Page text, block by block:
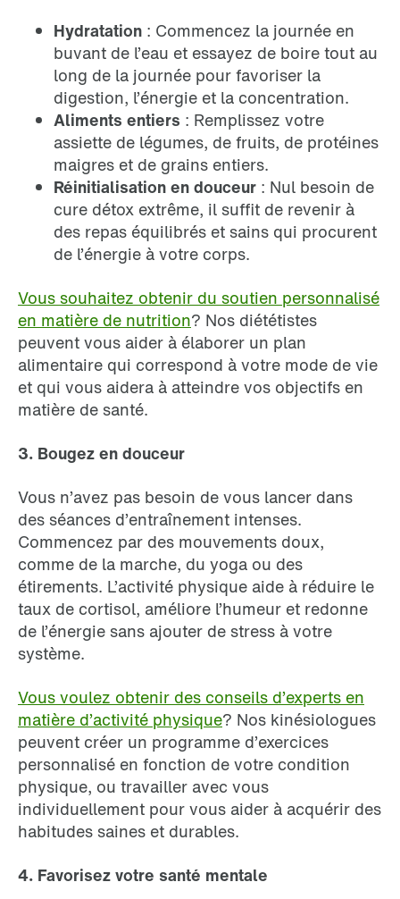
Hydratation : Commencez la journée en
buvant de l’eau et essayez de boire tout au
long de la journée pour favoriser la
digestion, l’énergie et la concentration.
Aliments entiers : Remplissez votre
assiette de légumes, de fruits, de protéines
maigres et de grains entiers.
Réinitialisation en douceur : Nul besoin de
cure détox extrême, il suffit de revenir à
des repas équilibrés et sains qui procurent
de l’énergie à votre corps.
Vous souhaitez obtenir du soutien personnalisé
en matière de nutrition? Nos diététistes
peuvent vous aider à élaborer un plan
alimentaire qui correspond à votre mode de vie
et qui vous aidera à atteindre vos objectifs en
matière de santé.
3. Bougez en douceur
Vous n’avez pas besoin de vous lancer dans
des séances d’entraînement intenses.
Commencez par des mouvements doux,
comme de la marche, du yoga ou des
étirements. L’activité physique aide à réduire le
taux de cortisol, améliore l’humeur et redonne
de l’énergie sans ajouter de stress à votre
système.
Vous voulez obtenir des conseils d’experts en
matière d’activité physique? Nos kinésiologues
peuvent créer un programme d’exercices
personnalisé en fonction de votre condition
physique, ou travailler avec vous
individuellement pour vous aider à acquérir des
habitudes saines et durables.
4. Favorisez votre santé mentale